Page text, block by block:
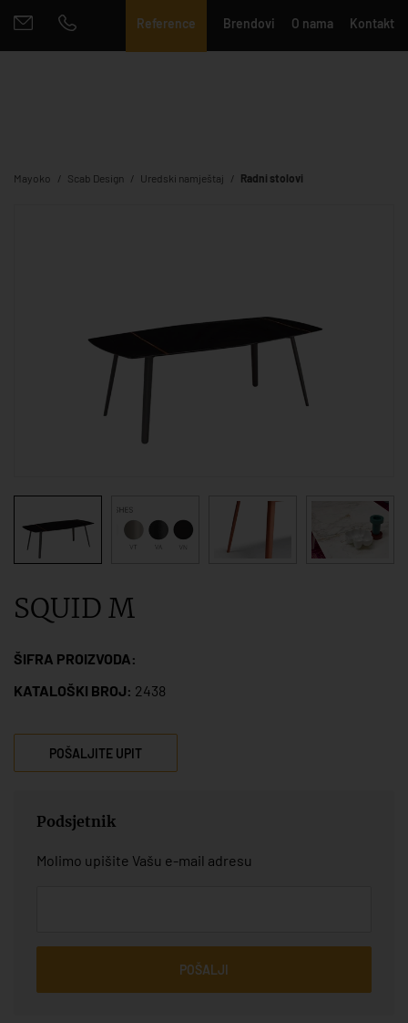
Reference Brendovi O nama Kontakt
Mayoko Scab Design Uredski namještaj Radni stolovi
SQUID M
ŠIFRA PROIZVODA:
KATALOŠKI BROJ: 2438
POŠALJITE UPIT
Podsjetnik
Molimo upišite Vašu e-mail adresu
POŠALJI